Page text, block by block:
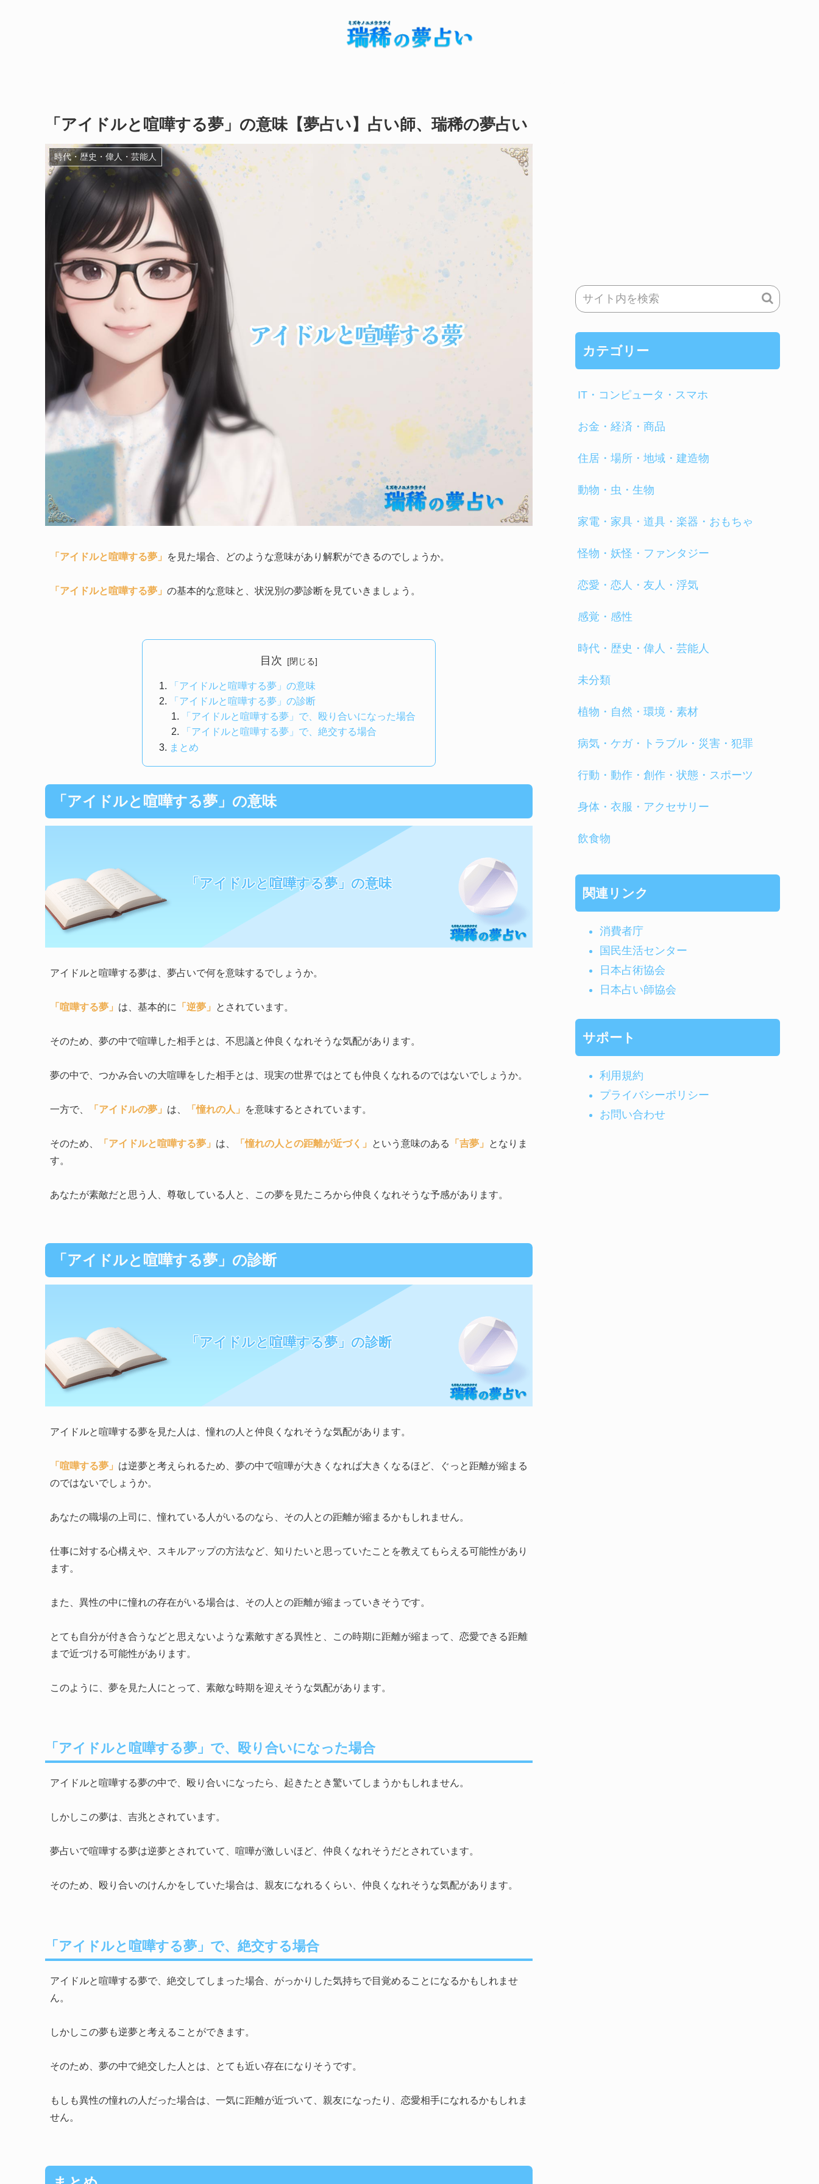
「アイドルと喧嘩する夢」の意味【夢占い】占い師、瑞稀の夢占い
時代・歴史・偉人・芸能人
「アイドルと喧嘩する夢」 を見た場合、どのような意味があり解釈ができるのでしょうか。
「アイドルと喧嘩する夢」 の基本的な意味と、状況別の夢診断を見ていきましょう。
目次
「アイドルと喧嘩する夢」の意味
「アイドルと喧嘩する夢」の診断
「アイドルと喧嘩する夢」で、殴り合いになった場合
「アイドルと喧嘩する夢」で、絶交する場合
まとめ
「アイドルと喧嘩する夢」の意味
「アイドルと喧嘩する夢」の意味
アイドルと喧嘩する夢は、夢占いで何を意味するでしょうか。
「喧嘩する夢」 は、基本的に 「逆夢」 とされています。
そのため、夢の中で喧嘩した相手とは、不思議と仲良くなれそうな気配があります。
夢の中で、つかみ合いの大喧嘩をした相手とは、現実の世界ではとても仲良くなれるのではないでしょうか。
一方で、 「アイドルの夢」 は、 「憧れの人」 を意味するとされています。
そのため、 「アイドルと喧嘩する夢」 は、 「憧れの人との距離が近づく」 という意味のある 「吉夢」
となりま
す。
あなたが素敵だと思う人、尊敬している人と、この夢を見たころから仲良くなれそうな予感があります。
「アイドルと喧嘩する夢」の診断
「アイドルと喧嘩する夢」の診断
アイドルと喧嘩する夢を見た人は、憧れの人と仲良くなれそうな気配があります。
「喧嘩する夢」 は逆夢と考えられるため、夢の中で喧嘩が大きくなれば大きくなるほど、ぐっと距離が縮まる
のではないでしょうか。
あなたの職場の上司に、憧れている人がいるのなら、その人との距離が縮まるかもしれません。
仕事に対する心構えや、スキルアップの方法など、知りたいと思っていたことを教えてもらえる可能性があり
ます。
また、異性の中に憧れの存在がいる場合は、その人との距離が縮まっていきそうです。
とても自分が付き合うなどと思えないような素敵すぎる異性と、この時期に距離が縮まって、恋愛できる距離
まで近づける可能性があります。
このように、夢を見た人にとって、素敵な時期を迎えそうな気配があります。
「アイドルと喧嘩する夢」で、殴り合いになった場合
アイドルと喧嘩する夢の中で、殴り合いになったら、起きたとき驚いてしまうかもしれません。
しかしこの夢は、吉兆とされています。
夢占いで喧嘩する夢は逆夢とされていて、喧嘩が激しいほど、仲良くなれそうだとされています。
そのため、殴り合いのけんかをしていた場合は、親友になれるくらい、仲良くなれそうな気配があります。
「アイドルと喧嘩する夢」で、絶交する場合
アイドルと喧嘩する夢で、絶交してしまった場合、がっかりした気持ちで目覚めることになるかもしれませ
ん。
しかしこの夢も逆夢と考えることができます。
そのため、夢の中で絶交した人とは、とても近い存在になりそうです。
もしも異性の憧れの人だった場合は、一気に距離が近づいて、親友になったり、恋愛相手になれるかもしれま
せん。
カテゴリー
IT・コンピュータ・スマホ
お金・経済・商品
住居・場所・地域・建造物
動物・虫・生物
家電・家具・道具・楽器・おもちゃ
怪物・妖怪・ファンタジー
恋愛・恋人・友人・浮気
感覚・感性
時代・歴史・偉人・芸能人
未分類
植物・自然・環境・素材
病気・ケガ・トラブル・災害・犯罪
行動・動作・創作・状態・スポーツ
身体・衣服・アクセサリー
飲食物
関連リンク
消費者庁
国民生活センター
日本占術協会
日本占い師協会
サポート
利用規約
プライバシーポリシー
お問い合わせ